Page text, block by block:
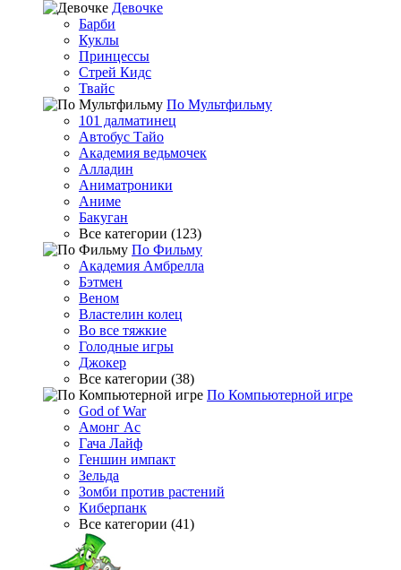
Девочке
Барби
Куклы
Принцессы
Стрей Кидс
Твайс
По Мультфильму
101 далматинец
Автобус Тайо
Академия ведьмочек
Алладин
Аниматроники
Аниме
Бакуган
Все категории (123)
По Фильму
Академия Амбрелла
Бэтмен
Веном
Властелин колец
Во все тяжкие
Голодные игры
Джокер
Все категории (38)
По Компьютерной игре
God of War
Амонг Ас
Гача Лайф
Геншин импакт
Зельда
Зомби против растений
Киберпанк
Все категории (41)